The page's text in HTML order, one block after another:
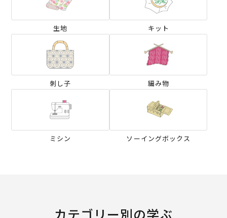
生地 キット
刺し子 編み物
ミシン ソーイングボックス
カテゴリー別の学ぶ